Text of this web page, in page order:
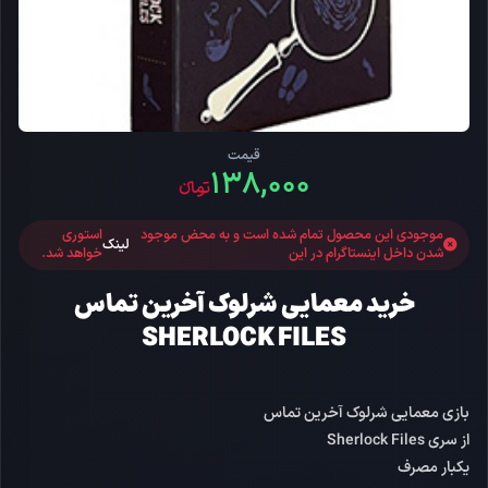
قیمت
۱۳۸,۰۰۰تومانءء
موجودی این محصول تمام شده است و به محض موجود
شدن داخل اینستاگرام در این
لینکاستوری
خواهد شد.
خرید معمایی شرلوک آخرین تماس
SHERLOCK FILES
بازی معمایی شرلوک آخرین تماس
از سری Sherlock Files
یکبار مصرف